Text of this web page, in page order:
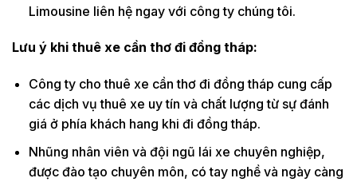
Limousine liên hệ ngay với công ty chúng tôi.
Lưu ý khi thuê xe cần thơ đi đồng tháp:
Công ty cho thuê xe cần thơ đi đồng tháp cung cấp
các dịch vụ thuê xe uy tín và chất lượng từ sự đánh
giá ở phía khách hang khi đi đồng tháp.
Nhũng nhân viên và đội ngũ lái xe chuyên nghiệp,
được đào tạo chuyên môn, có tay nghề và ngày càng